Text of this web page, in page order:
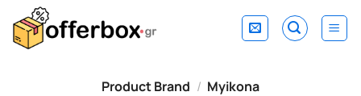
content
Product Brand / Myikona